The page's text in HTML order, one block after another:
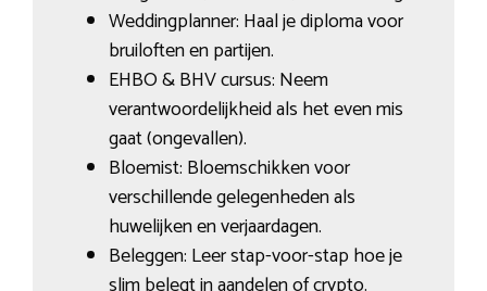
Weddingplanner: Haal je diploma voor
bruiloften en partijen.
EHBO & BHV cursus: Neem
verantwoordelijkheid als het even mis
gaat (ongevallen).
Bloemist: Bloemschikken voor
verschillende gelegenheden als
huwelijken en verjaardagen.
Beleggen: Leer stap-voor-stap hoe je